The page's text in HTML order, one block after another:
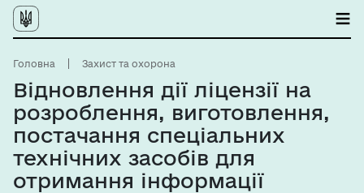
Головна Захист та охорона
Відновлення дії ліцензії на
розроблення, виготовлення,
постачання спеціальних
технічних засобів для
отримання інформації